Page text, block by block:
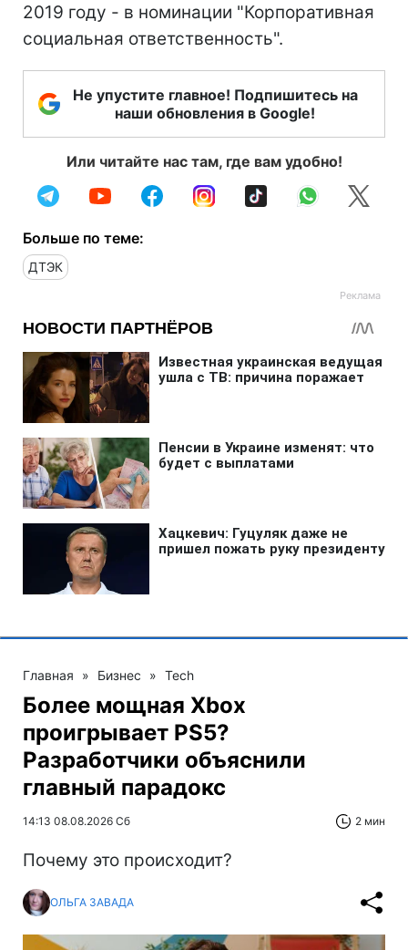
2019 году - в номинации "Корпоративная
социальная ответственность".
Не упустите главное! Подпишитесь на
наши обновления в Google!
Или читайте нас там, где вам удобно!
Больше по теме:
ДТЭК
Главная » Бизнес » Tech
Более мощная Xbox
проигрывает PS5?
Разработчики объяснили
главный парадокс
14:13 08.08.2026 Сб 2 мин
Почему это происходит?
ОЛЬГА ЗАВАДА